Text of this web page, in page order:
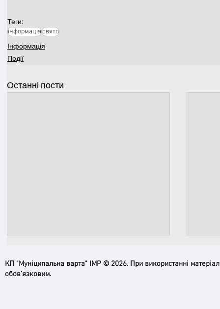
Теги:
інформаціясвято
Інформація
Події
Останні пости
КП "Муніципальна варта" ІМР © 2026. При використанні
обов’язковим.